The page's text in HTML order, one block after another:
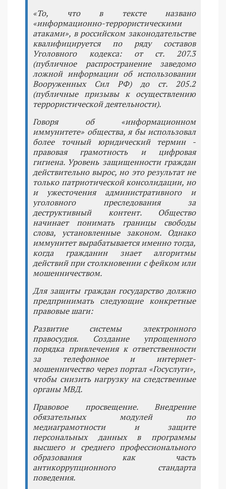
«То, что в тексте названо
«информационно-террористическими
атаками», в российском законодательстве
квалифицируется по ряду составов
Уголовного кодекса: от ст. 207.3
(публичное распространение заведомо
ложной информации об использовании
Вооруженных Сил РФ) до ст. 205.2
(публичные призывы к осуществлению
террористической деятельности).
Говоря об «информационном
иммунитете» общества, я бы использовал
более точный юридический термин -
правовая грамотность и цифровая
гигиена. Уровень защищенности граждан
действительно вырос, но это результат не
только патриотической консолидации, но
и ужесточения административного и
уголовного преследования за
деструктивный контент. Общество
начинает понимать границы свободы
слова, установленные законом. Однако
иммунитет вырабатывается именно тогда,
когда гражданин знает алгоритмы
действий при столкновении с фейком или
мошенничеством.
Для защиты граждан государство должно
предпринимать следующие конкретные
правовые шаги:
Развитие системы электронного
правосудия. Создание упрощенного
порядка привлечения к ответственности
за телефонное и интернет-
мошенничество через портал «Госуслуги»,
чтобы снизить нагрузку на следственные
органы МВД.
Правовое просвещение. Внедрение
обязательных модулей по
медиаграмотности и защите
персональных данных в программы
высшего и среднего профессионального
образования как часть
антикоррупционного стандарта
поведения.